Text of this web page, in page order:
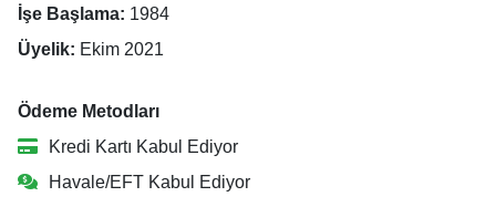
İşe Başlama: 1984
Üyelik: Ekim 2021
Ödeme Metodları
Kredi Kartı Kabul Ediyor
Havale/EFT Kabul Ediyor